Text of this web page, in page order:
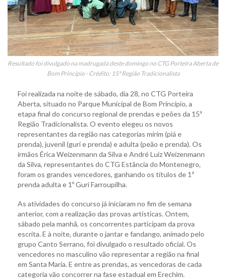
Resultado foi divulgado na madrugada deste domingo no CTG Porteira Aberta de
Bom Princípio - Crédito: 15ª Região Tradicionalista
Foi realizada na noite de sábado, dia 28, no CTG Porteira
Aberta, situado no Parque Municipal de Bom Princípio, a
etapa final do concurso regional de prendas e peões da 15ª
Região Tradicionalista. O evento elegeu os novos
representantes da região nas categorias mirim (piá e
prenda), juvenil (guri e prenda) e adulta (peão e prenda). Os
irmãos Érica Weizenmann da Silva e André Luiz Weizenmann
da Silva, representantes do CTG Estância do Montenegro,
foram os grandes vencedores, ganhando os títulos de 1ª
prenda adulta e 1º Guri Farroupilha.
As atividades do concurso já iniciaram no fim de semana
anterior, com a realização das provas artísticas. Ontem,
sábado pela manhã, os concorrentes participam da prova
escrita. E à noite, durante o jantar e fandango, animado pelo
grupo Canto Serrano, foi divulgado o resultado oficial. Os
vencedores no masculino vão representar a região na final
em Santa Maria. E entre as prendas, as vencedoras de cada
categoria vão concorrer na fase estadual em Erechim.